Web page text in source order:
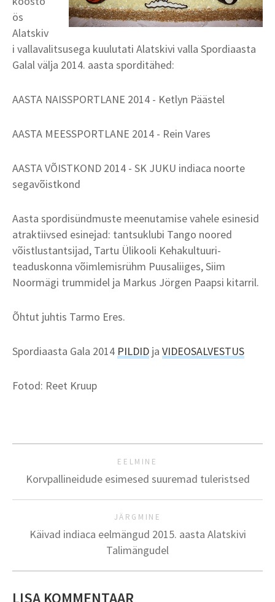
ös
Alatskiv
i vallavalitsusega kuulutati Alatskivi valla Spordiaasta
Galal välja 2014. aasta sporditähed:
AASTA NAISSPORTLANE 2014 - Ketlyn Päästel
AASTA MEESSPORTLANE 2014 - Rein Vares
AASTA VÕISTKOND 2014 - SK JUKU indiaca noorte
segavõistkond
Aasta spordisündmuste meenutamise vahele esinesid
atraktiivsed esinejad: tantsuklubi Tango noored
võistlustantsijad, Tartu Ülikooli Kehakultuuri-
teaduskonna võimlemisrühm Puusaliiges, Siim
Noormägi trummidel ja Markus Jörgen Paapsi kitarril.
Õhtut juhtis Tarmo Eres.
Spordiaasta Gala 2014 PILDID ja VIDEOSALVESTUS
Fotod: Reet Kruup
EELMINE
Korvpallineidude esimesed suuremad tuleristsed
JÄRGMINE
Käivad indiaca eelmängud 2015. aasta Alatskivi
Talimängudel
LISA KOMMENTAAR